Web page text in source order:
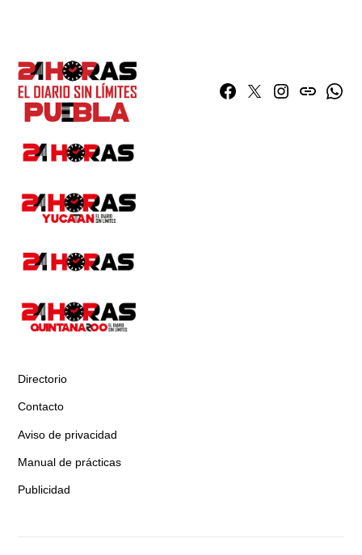
Facebook
TwitterInstagram
issuu
Directorio
Contacto
Aviso de privacidad
Manual de prácticas
Publicidad